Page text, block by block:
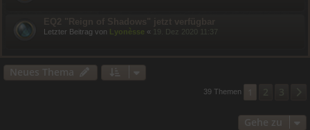
Letzter Beitrag von Lyonèsse « 19. Dez 2020 11:37
Neues Thema
39 Themen
Gehe zu